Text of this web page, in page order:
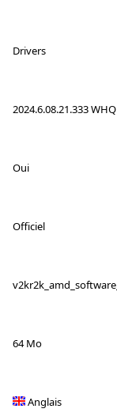
Drivers
2024.6.08.21.333
Oui
Officiel
64 Mo
Anglais